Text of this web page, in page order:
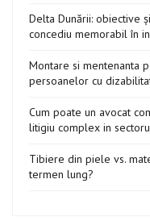
spune
Delta Dunării: obiective
concediu memorabil în
Montare si mentenanta
persoanelor cu
Cum poate un avocat
litigiu complex in
Tibiere din piele vs.
termen lung?